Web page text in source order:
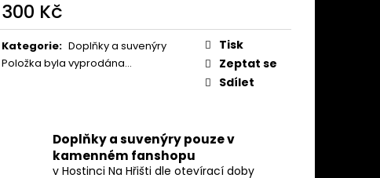
300 Kč
Měrná
cena:
Kategorie: Doplňky a suvenýry
Položka byla vyprodána…
Tisk
Zeptat se
Sdílet
Doplňky a suvenýry pouze v
kamenném fanshopu
v Hostinci Na Hřišti dle otevírací doby